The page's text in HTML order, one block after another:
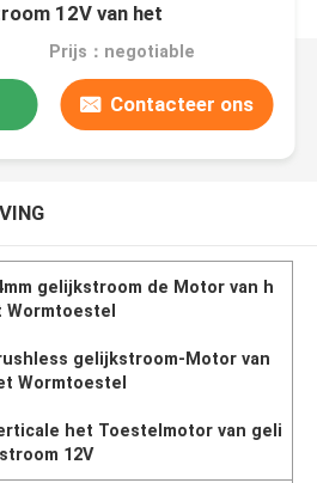
12V van het
snelheidPrijs：negotiable
Contacteer ons
gelijkstroom de Motor van h
Wormtoestel
gelijkstroom-Motor van
Wormtoestel
het Toestelmotor van geli
12V